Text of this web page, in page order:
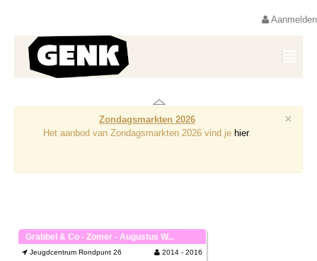
Aanmelden
×
Zondagsmarkten 2026
Het aanbod van Zondagsmarkten 2026 vind je hier.
Grabbel & Co - Zomer - Augustus W...
Jeugdcentrum Rondpunt 26
2014 - 2016